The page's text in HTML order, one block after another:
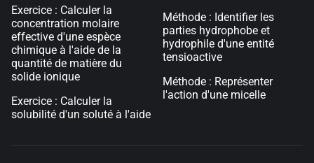
Exercice : Calculer la
concentration molaire
effective d'une espèce
chimique à l'aide de la
quantité de matière du
solide ionique
Exercice : Calculer la
solubilité d'un soluté à l'aide
Méthode : Identifier les
parties hydrophobe et
hydrophile d'une entité
tensioactive
Méthode : Représenter
l'action d'une micelle